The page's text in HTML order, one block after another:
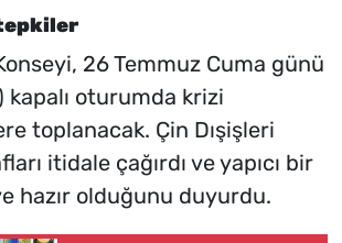
26 Temmuz Cuma günü
kapalı oturumda krizi
toplanacak. Çin Dışişleri
itidale çağırdı ve yapıcı bir
hazır olduğunu duyurdu.